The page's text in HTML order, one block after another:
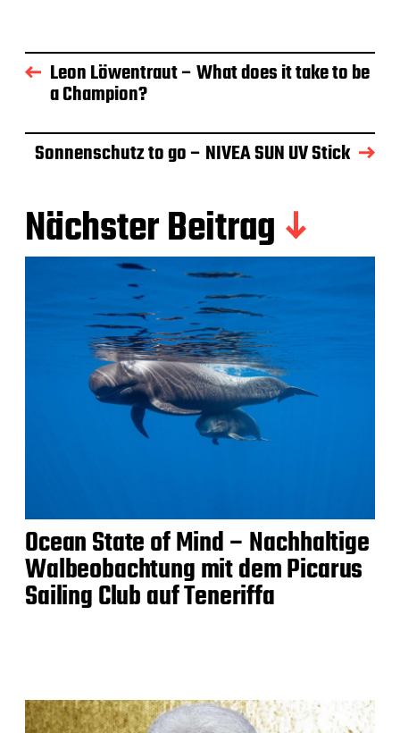
Leon Löwentraut – What does it take to be
a Champion?
Sonnenschutz to go – NIVEA SUN UV Stick
Nächster Beitrag
Ocean State of Mind – Nachhaltige
Walbeobachtung mit dem Picarus
Sailing Club auf Teneriffa